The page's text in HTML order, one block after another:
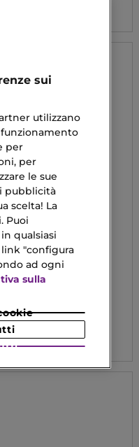
Corpo Idratante
€
sui
utilizzano
per
per
le sue
pubblicità
scelta! La
Puoi
qualsiasi
"configura
ad ogni
sulla